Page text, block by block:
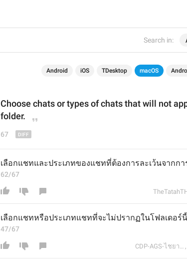
Search in:
Android iOS TDesktop macOS
Choose chats or types of chats that will not
folder.
67
เลือกแชทและประเภทของแชทที่ต้องการละเว้นจากก
62/67
เลือกแชทหรือประเภทแชทที่จะไม่ปรากฏในโฟลเดอร์นี้
47/67
CDP-AGS-ไชยา จ้อน ,